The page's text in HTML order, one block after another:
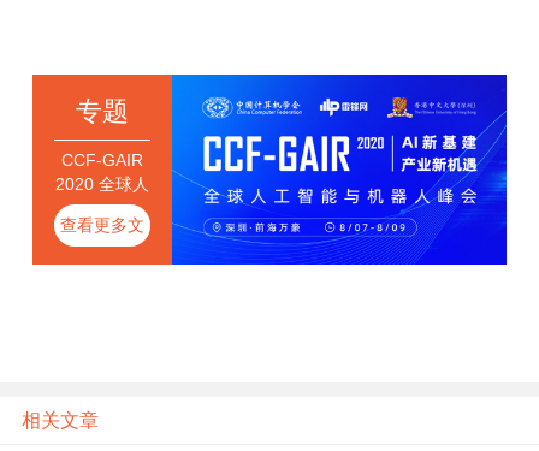
专题
CCF-GAIR
2020 全球人
工智能与机
器人峰会
查看更多文
章
相关文章